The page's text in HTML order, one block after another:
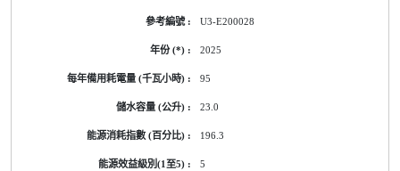
U3-E200028
2025
95
23.0
196.3
5